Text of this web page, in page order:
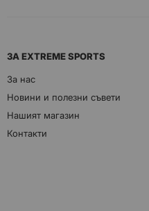
ЗА EXTREME SPORTS
За нас
Новини и полезни съвети
Нашият магазин
Контакти